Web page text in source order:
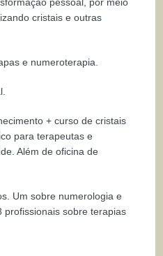
pessoal, por meio
cristais e outras
e numeroterapia.
+ curso de cristais
para terapeutas e
Além de oficina de
Um sobre numerologia e
profissionais sobre terapias